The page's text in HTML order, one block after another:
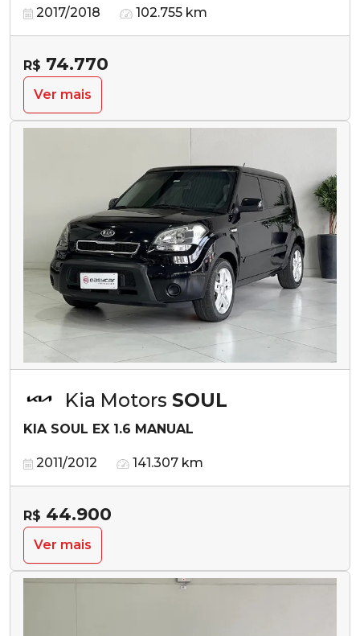
2017/2018 102.755 km
R$ 74.770
Ver mais
Kia Motors SOUL
KIA SOUL EX 1.6 MANUAL
2011/2012 141.307 km
R$ 44.900
Ver mais